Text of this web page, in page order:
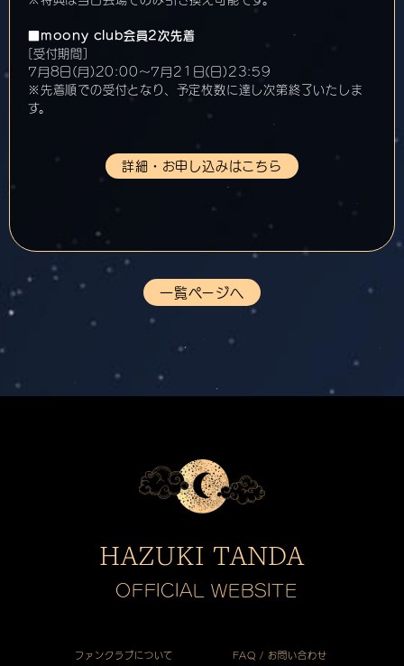
■moony club会員2次先着
[受付期間]
7月8日(月)20:00〜7月21日(日)23:59
※先着順での受付となり、予定枚数に達し次第終了いたしま
す。
詳細・お申し込みはこちら
一覧ページへ
HAZUKI TANDA
OFFICIAL WEBSITE
ファンクラブについて FAQ / お問い合わせ